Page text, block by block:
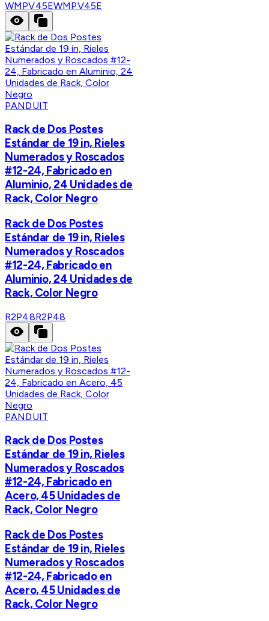
WMPV45EWMPV45E
PANDUIT
Rack de Dos Postes
Estándar de 19 in, Rieles
Numerados y Roscados
#12-24, Fabricado en
Aluminio, 24 Unidades de
Rack, Color Negro
Rack de Dos Postes
Estándar de 19 in, Rieles
Numerados y Roscados
#12-24, Fabricado en
Aluminio, 24 Unidades de
Rack, Color Negro
R2P48R2P48
PANDUIT
Rack de Dos Postes
Estándar de 19 in, Rieles
Numerados y Roscados
#12-24, Fabricado en
Acero, 45 Unidades de
Rack, Color Negro
Rack de Dos Postes
Estándar de 19 in, Rieles
Numerados y Roscados
#12-24, Fabricado en
Acero, 45 Unidades de
Rack, Color Negro